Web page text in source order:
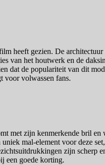
heeft gezien. De
van het houtwerk en de
de populariteit van dit
voor volwassen fans.
met zijn kenmerkende bril
mal-element voor deze
zijn scherp
een goede korting.